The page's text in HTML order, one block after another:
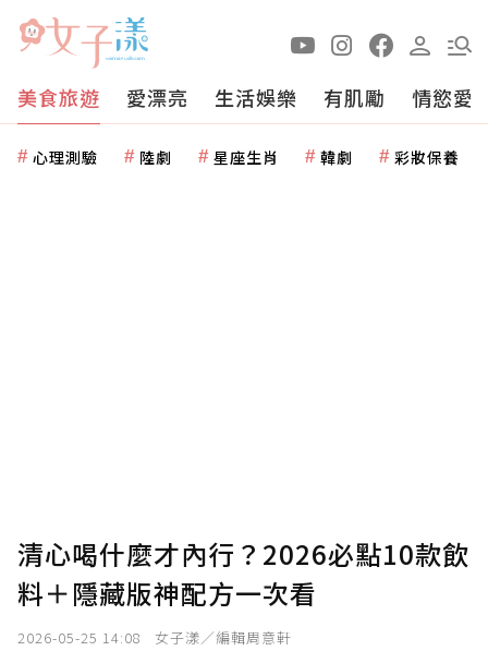
美食旅遊 愛漂亮 生活娛樂 有肌勵 情慾愛
心理測驗 陸劇 星座生肖 韓劇 彩妝保養
清心喝什麼才內行？2026必點10款飲
料＋隱藏版神配方一次看
2026-05-25 14:08 女子漾／編輯周意軒